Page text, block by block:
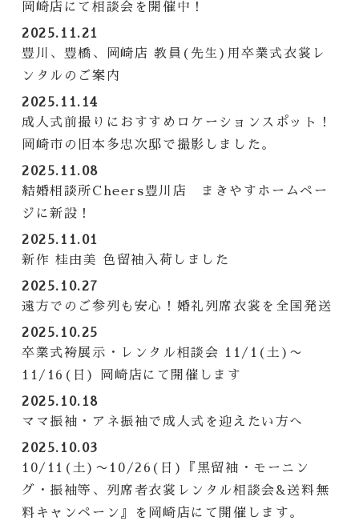
岡崎店にて相談会を開催中！
2025.11.21
豊川、豊橋、岡崎店 教員(先生)用卒業式衣裳レ
ンタルのご案内
2025.11.14
成人式前撮りにおすすめロケーションスポット！
岡崎市の旧本多忠次邸で撮影しました。
2025.11.08
結婚相談所Cheers豊川店 まきやすホームペー
ジに新設！
2025.11.01
新作 桂由美 色留袖入荷しました
2025.10.27
遠方でのご参列も安心！婚礼列席衣裳を全国発送
2025.10.25
卒業式袴展示・レンタル相談会 11/1(土)〜
11/16(日) 岡崎店にて開催します
2025.10.18
ママ振袖・アネ振袖で成人式を迎えたい方へ
2025.10.03
10/11(土)〜10/26(日)『黒留袖・モーニン
グ・振袖等、列席者衣裳レンタル相談会&送料無
料キャンペーン』を岡崎店にて開催します。